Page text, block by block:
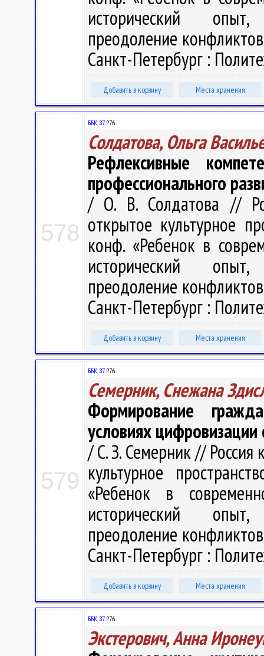
исторический опыт,
преодоление
Санкт-Петербург :
Добавить в корзину Места хранения
578
ББК 87.Р76
Солдатова, Ольга
Рефлексивные
профессионального
/ О. В. Солдатова //
открытое культурное
конф. «Ребенок в
исторический опыт,
преодоление
Санкт-Петербург :
Добавить в корзину Места хранения
579
ББК 87.Р76
Семерник, Снежана
Формирование
условиях
/ С. З. Семерник // Россия
культурное
«Ребенок в
исторический опыт,
преодоление
Санкт-Петербург :
Добавить в корзину Места хранения
ББК 87.Р76
Экстерович, Анна